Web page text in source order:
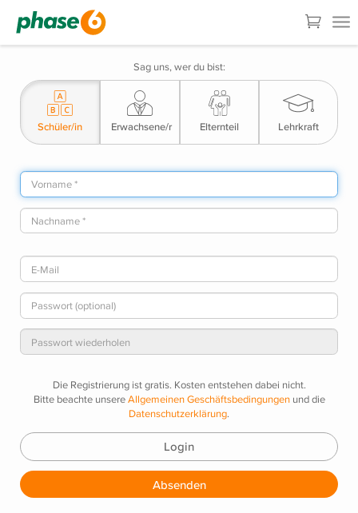
Sag uns, wer du bist:
Schüler/in Erwachsene/r Elternteil Lehrkraft
Die Registrierung ist gratis. Kosten entstehen dabei nicht.
Bitte beachte unsereAllgemeinen Geschäftsbedingungenund die
Datenschutzerklärung.
Login
Absenden